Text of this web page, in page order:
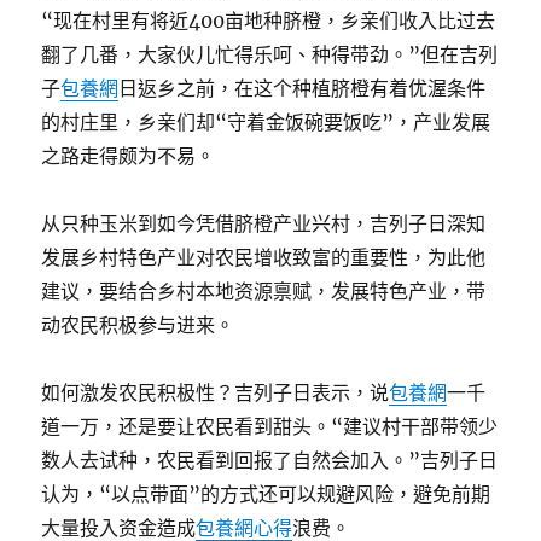
“现在村里有将近400亩地种脐橙，乡亲们收入比过去
翻了几番，大家伙儿忙得乐呵、种得带劲。”但在吉列
子包養網 日返乡之前，在这个种植脐橙有着优渥条件
的村庄里，乡亲们却“守着金饭碗要饭吃”，产业发展
之路走得颇为不易。
从只种玉米到如今凭借脐橙产业兴村，吉列子日深知
发展乡村特色产业对农民增收致富的重要性，为此他
建议，要结合乡村本地资源禀赋，发展特色产业，带
动农民积极参与进来。
如何激发农民积极性？吉列子日表示，说包養網一千
道一万，还是要让农民看到甜头。“建议村干部带领少
数人去试种，农民看到回报了自然会加入。”吉列子日
认为，“以点带面”的方式还可以规避风险，避免前期
大量投入资金造成包養網心得浪费。